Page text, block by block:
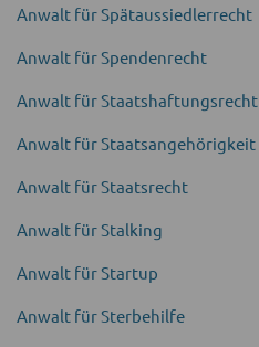
Anwalt für Spätaussiedler­recht
Anwalt für Spenden­recht
Anwalt für Staats­haftungs­recht
Anwalt für Staatsangehörigkeit
Anwalt für Staatsrecht
Anwalt für Stalking
Anwalt für Startup
Anwalt für Sterbe­hilfe